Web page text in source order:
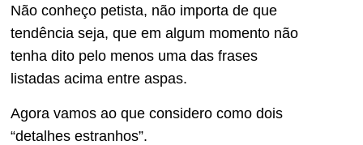
Não conheço petista, não importa de que
tendência seja, que em algum momento não
tenha dito pelo menos uma das frases
listadas acima entre aspas.
Agora vamos ao que considero como dois
“detalhes estranhos”.